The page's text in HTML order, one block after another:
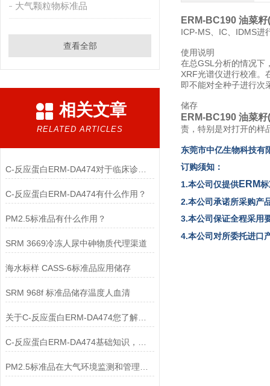
大气颗粒物标准品
查看全部
相关文章
RELATED ARTICLES
C-反应蛋白ERM-DA474对于临床诊断至关重要
C-反应蛋白ERM-DA474有什么作用？
PM2.5标准品有什么作用？
SRM 3669冷冻人尿中砷物质代理渠道
海水标样 CASS-6标准品应用储存
SRM 968f 标准品储存温度人血清
关于C-反应蛋白ERM-DA474您了解多少？
ERM-BC190 油菜
ICP-MS、IC、IDMS进
使用说明
在总GSL分析的情况下
XRF光谱仪进行校准。
即不能对全种子进行次
储存
ERM-BC190 油菜
责，特别是对打开的样
东莞市中亿生物科技有
订购须知：
1.本公司仅提供ERM
2.本公司承诺所采购产
3.本公司保证全程采用
4.本公司对所委托进口